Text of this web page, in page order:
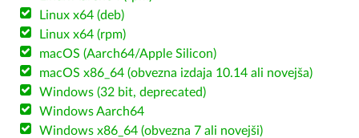
Linux x64 (deb)
Linux x64 (rpm)
macOS (Aarch64/Apple Silicon)
macOS x86_64 (obvezna izdaja 10.14 ali novejša)
Windows (32 bit, deprecated)
Windows Aarch64
Windows x86_64 (obvezna 7 ali novejši)